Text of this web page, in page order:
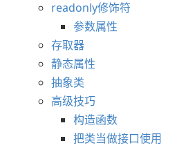
readonly修饰符
参数属性
存取器
静态属性
抽象类
高级技巧
构造函数
把类当做接口使用